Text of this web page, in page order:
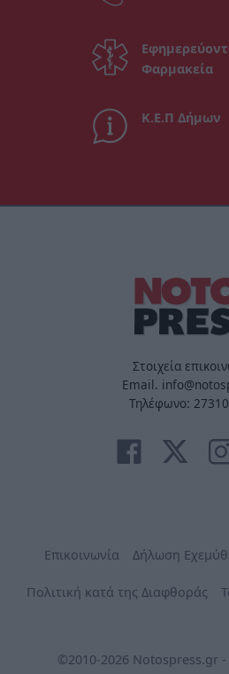
Φαρμακεία
Κ.Ε.Π Δήμων
Στοιχεία
Email.
Τηλέφωνο:
Επικοινωνία Δήλωση
Πολιτική κατά της Διαφθοράς
©2010-2026 Notospress.gr